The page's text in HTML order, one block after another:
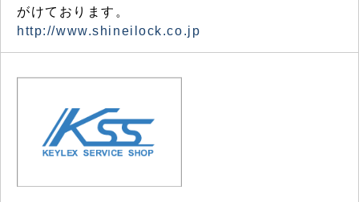
がけております。
http://www.shineilock.co.jp